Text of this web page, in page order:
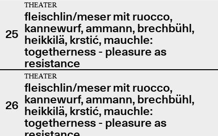
25
THEATER
fleischlin/meser mit ruocco,
kannewurf, ammann, brechbühl,
heikkilä, krstić, mauchle:
togetherness - pleasure as
resistance
26
THEATER
fleischlin/meser mit ruocco,
kannewurf, ammann, brechbühl,
heikkilä, krstić, mauchle:
togetherness - pleasure as